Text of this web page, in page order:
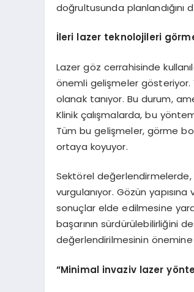
doğrultusunda planlandığını
İleri lazer teknolojileri gö
Lazer göz cerrahisinde
önemli gelişmeler gösteriyor.
olanak tanıyor. Bu durum,
Klinik çalışmalarda, bu
Tüm bu gelişmeler, görme
ortaya koyuyor.
Sektörel değerlendirmelerde,
vurgulanıyor. Gözün
sonuçlar elde edilmesine
başarının sürdürülebilirliğini
değerlendirilmesinin
“Minimal invaziv lazer yö